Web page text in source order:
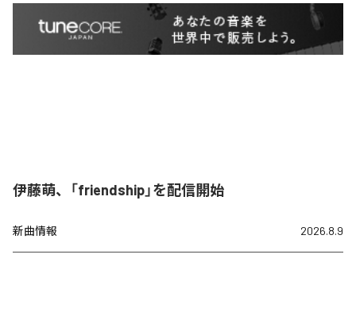
伊藤萌、「friendship」を配信開始
新曲情報 2026.8.9